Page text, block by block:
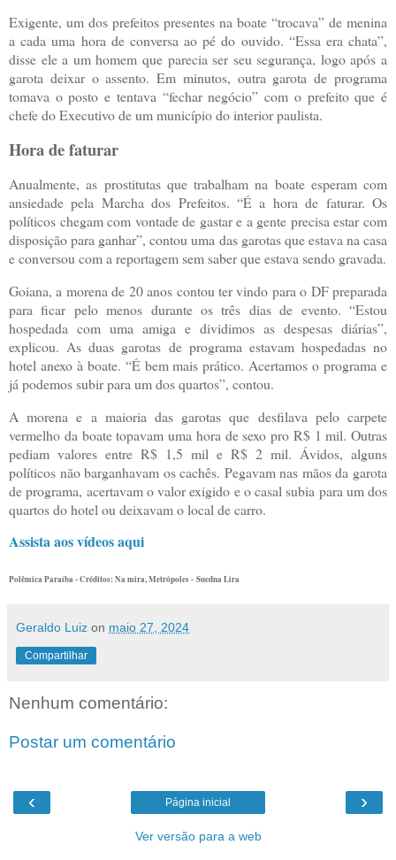
Exigente, um dos prefeitos presentes na boate “trocava” de menina
a cada uma hora de conversa ao pé do ouvido. “Essa era chata”,
disse ele a um homem que parecia ser seu segurança, logo após a
garota deixar o assento. Em minutos, outra garota de programa
tomava o posto e tentava “fechar negócio” com o prefeito que é
chefe do Executivo de um município do interior paulista.
Hora de faturar
Anualmente, as prostitutas que trabalham na boate esperam com
ansiedade pela Marcha dos Prefeitos. “É a hora de faturar. Os
políticos chegam com vontade de gastar e a gente precisa estar com
disposição para ganhar”, contou uma das garotas que estava na casa
e conversou com a reportagem sem saber que estava sendo gravada.
Goiana, a morena de 20 anos contou ter vindo para o DF preparada
para ficar pelo menos durante os três dias de evento. “Estou
hospedada com uma amiga e dividimos as despesas diárias”,
explicou. As duas garotas de programa estavam hospedadas no
hotel anexo à boate. “É bem mais prático. Acertamos o programa e
já podemos subir para um dos quartos”, contou.
A morena e a maioria das garotas que desfilava pelo carpete
vermelho da boate topavam uma hora de sexo pro R$ 1 mil. Outras
pediam valores entre R$ 1,5 mil e R$ 2 mil. Ávidos, alguns
políticos não barganhavam os cachês. Pegavam nas mãos da garota
de programa, acertavam o valor exigido e o casal subia para um dos
quartos do hotel ou deixavam o local de carro.
Assista aos vídeos aqui
Polêmica Paraíba - Créditos: Na mira, Metrópoles - Suedna Lira
Geraldo Luiz on maio 27, 2024
Compartilhar
Nenhum comentário:
Postar um comentário
‹ ›
Página inicial
Ver versão para a web